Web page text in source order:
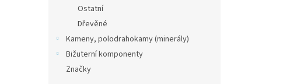
Ostatní
Dřevěné
Kameny, polodrahokamy (minerály)
Bižuterní komponenty
Značky